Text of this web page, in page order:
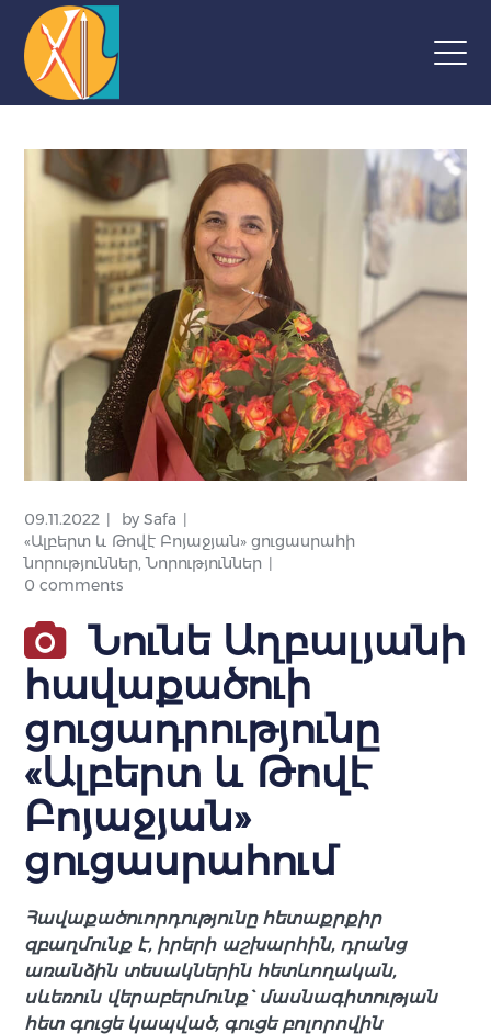
09.11.2022 bySafa
«Ալբերտ և Թովէ Բոյաջյան» ցուցասրահի
նորություններ,Նորություններ
0 comments
Նունե Աղբալյանի
հավաքածուի
ցուցադրությունը
«Ալբերտ և Թովէ
Բոյաջյան»
ցուցասրահում
Հավաքածուորդությունը հետաքրքիր
զբաղմունք է, իրերի աշխարհին, դրանց
առանձին տեսակներին հետևողական,
սևեռուն վերաբերմունք` մասնագիտության
հետ գուցե կապված, գուցե բոլորովին